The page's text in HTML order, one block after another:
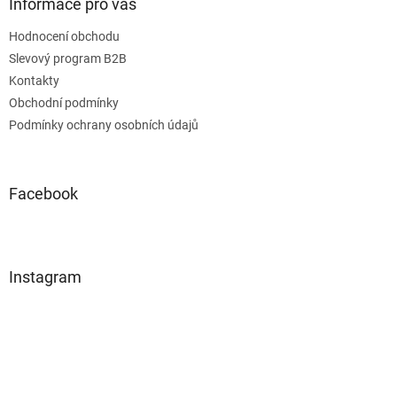
Informace pro vás
Hodnocení obchodu
Slevový program B2B
Kontakty
Obchodní podmínky
Podmínky ochrany osobních údajů
Facebook
Instagram